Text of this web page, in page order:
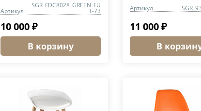
Артикул
SGR_FDC8028_GREEN_FU
T-73
10 000 ₽
В корзину
Артикул
11 000 ₽
В